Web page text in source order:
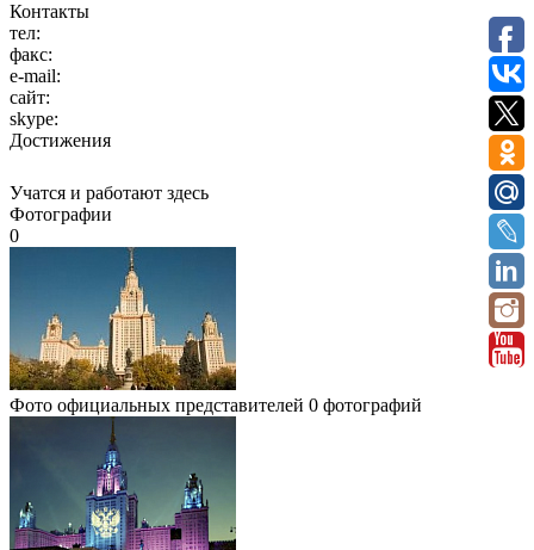
Контакты
тел:
факс:
e-mail:
сайт:
skype:
Достижения
Учатся и работают здесь
Фотографии
0
Фото официальных представителей 0 фотографий